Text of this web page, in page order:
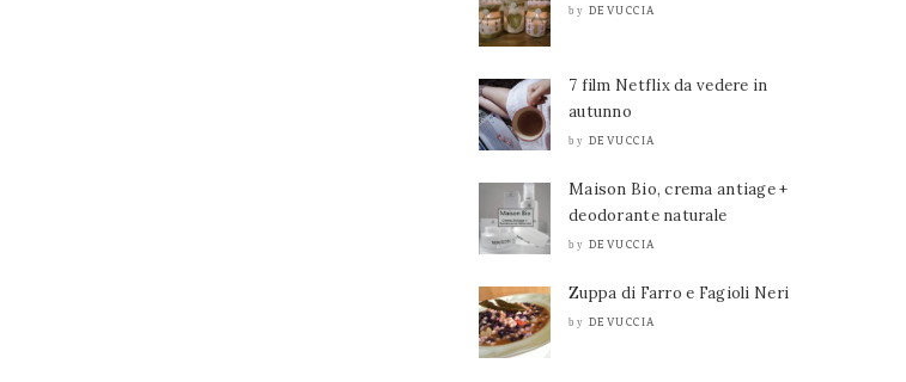
by DEVUCCIA
7 film Netflix da vedere in
autunno
by DEVUCCIA
Maison Bio, crema antiage +
deodorante naturale
by DEVUCCIA
Zuppa di Farro e Fagioli Neri
by DEVUCCIA